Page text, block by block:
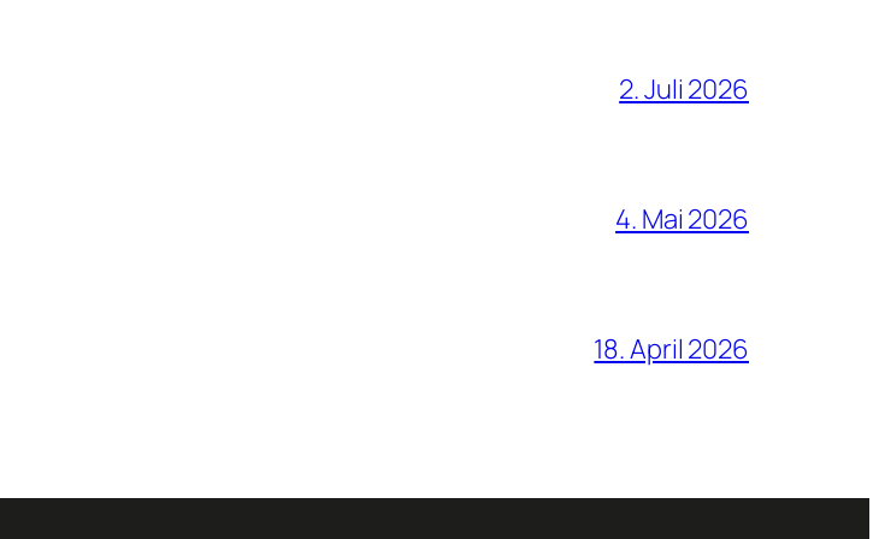
2. Juli 2026
4. Mai 2026
18. April 2026